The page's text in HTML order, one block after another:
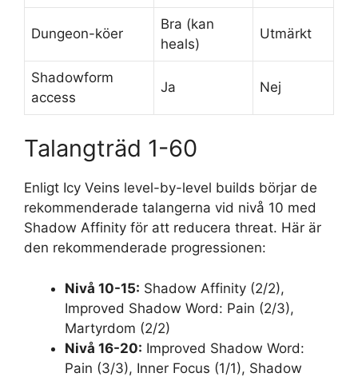
Dungeon-köer
Bra (kan
heals)
Utmärkt
Shadowform
access
Ja Nej
Talangträd 1-60
Enligt Icy Veins level-by-level builds börjar de
rekommenderade talangerna vid nivå 10 med
Shadow Affinity för att reducera threat. Här är
den rekommenderade progressionen:
Nivå 10-15: Shadow Affinity (2/2),
Improved Shadow Word: Pain (2/3),
Martyrdom (2/2)
Nivå 16-20: Improved Shadow Word:
Pain (3/3), Inner Focus (1/1), Shadow